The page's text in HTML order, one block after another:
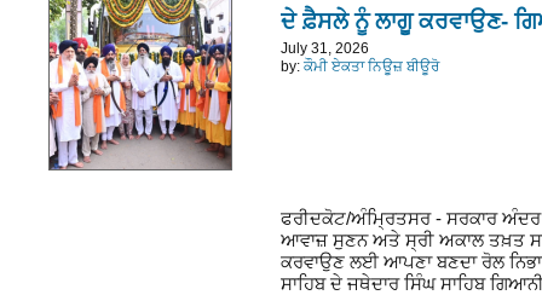
ਦੇ ਫ਼ੈਸਲੇ ਨੂੰ ਲਾਗੂ ਕਰਵਾਉਣ-
July 31, 2026
by: ਕੌਮੀ ਏਕਤਾ ਨਿਊਜ਼ ਬੀਊਰੋ
ਫਰੀਦਕੋਟ/ਅੰਮ੍ਰਿਤਸਰ - ਸਰਕਾਰ ਅੰਦਰ
ਆਵਾਜ਼ ਸੁਣਨ ਅਤੇ ਸ੍ਰੀ ਅਕਾਲ ਤਖ਼ਤ
ਕਰਵਾਉਣ ਲਈ ਆਪਣਾ ਬਣਦਾ ਰੋਲ
ਸਾਹਿਬ ਦੇ ਜਥੇਦਾਰ ਸਿੰਘ ਸਾਹਿਬ